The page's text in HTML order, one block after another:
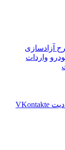
آزادسازی
واردات
‫VKontakte